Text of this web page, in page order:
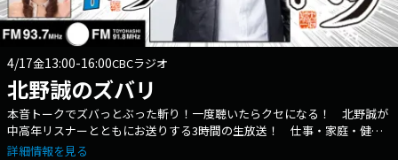
4/17金13:00-16:00CBCラジオ
北野誠のズバリ
本音トークでズバっとぶった斬り！一度聴いたらクセになる！ 北野誠が
中高年リスナーとともにお送りする3時間の生放送！ 仕事・家庭・健
康…いろいろトラブるお年頃。 いいことばかりじゃないけれど、テキト
詳細情報を見る